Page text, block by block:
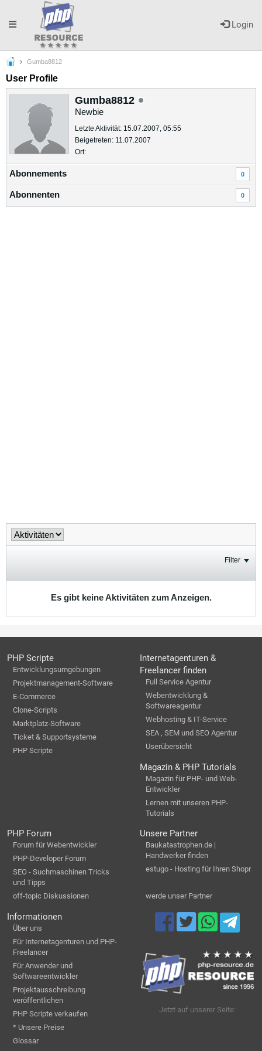
Login
Toggle
navigation
Gumba8812
User Profile
Gumba8812
Newbie
Letzte Aktivität: 15.07.2007, 05:55
Beigetreten: 11.07.2007
Ort:
Abonnements 0
Abonnenten 0
Filter
Es gibt keine Aktivitäten zum Anzeigen.
PHP Scripte
Entwicklungsumgebungen
Projektmanagement-Software
E-Commerce
Clone-Scripts
Marktplatz-Software
Ticket & Supportsysteme
PHP Scripte
Internetagenturen &
Freelancer finden
Full Service Agentur
Webentwicklung &
Softwareagentur
Webhosting & IT-Service
SEA , SEM und SEO Agentur
Userübersicht
Magazin & PHP Tutorials
Magazin für PHP- und Web-
Entwickler
Lernen mit unseren PHP-
Tutorials
PHP Forum
Forum für Webentwickler
PHP-Developer Forum
SEO - Suchmaschinen Tricks
und Tipps
off-topic Diskussionen
Unsere Partner
Baukatastrophen.de |
Handwerker finden
estugo - Hosting für Ihren Shopr
werde unser Partner
Informationen
Über uns
Für Internetagenturen und PHP-
Freelancer
Für Anwender und
Softwareentwickler
Projektausschreibung
veröffentlichen
PHP Scripte verkaufen
* Unsere Preise
Glossar
Jetzt auf unserer Seite: